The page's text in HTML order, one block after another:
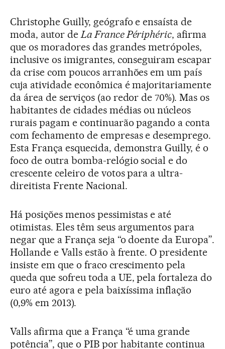
Christophe Guilly, geógrafo e ensaísta de
moda, autor deLa France Périphéric, afirma
que os moradores das grandes metrópoles,
inclusive os imigrantes, conseguiram escapar
da crise com poucos arranhões em um país
cuja atividade econômica é majoritariamente
da área de serviços (ao redor de 70%). Mas os
habitantes de cidades médias ou núcleos
rurais pagam e continuarão pagando a conta
com fechamento de empresas e desemprego.
Esta França esquecida, demonstra Guilly, é o
foco de outra bomba-relógio social e do
crescente celeiro de votos para a ultra-
direitista Frente Nacional.
Há posições menos pessimistas e até
otimistas. Eles têm seus argumentos para
negar que a França seja “o doente da Europa”.
Hollande e Valls estão à frente. O presidente
insiste em que o fraco crescimento pela
queda que sofreu toda a UE, pela fortaleza do
euro até agora e pela baixíssima inflação
(0,9% em 2013).
Valls afirma que a França “é uma grande
potência”, que o PIB por habitante continua